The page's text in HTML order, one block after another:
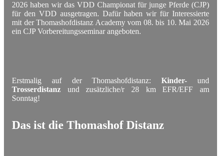
2026 haben wir das VDD Championat für junge Pferde (CJP)
für den VDD ausgetragen. Dafür haben wir für Interessierte
mit der Thomashofdistanz Academy vom 08. bis 10. Mai 2026
ein CJP Vorbereitungsseminar angeboten.
Erstmalig auf der Thomashofdistanz:Kinder- und
Trosserdistanz und zusätzliche/r 28 km EFR/EFF am
Sonntag!
Das ist die Thomashof Distanz